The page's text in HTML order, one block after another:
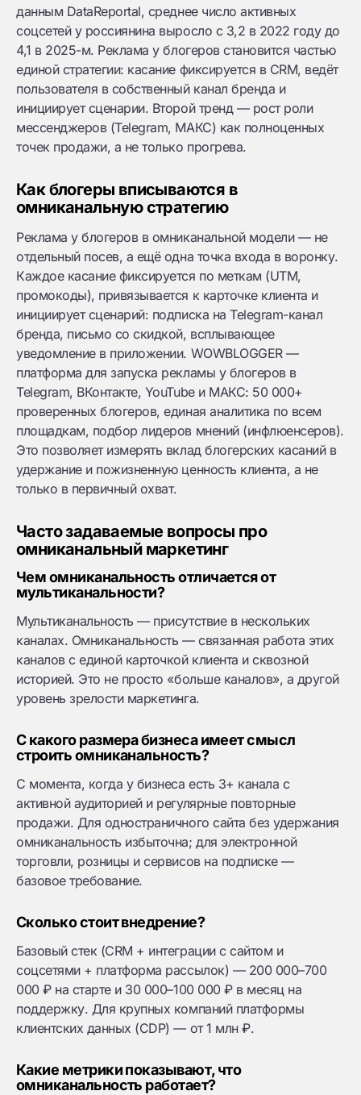
данным DataReportal, среднее число активных
соцсетей у россиянина выросло с 3,2 в 2022 году до
4,1 в 2025-м. Реклама у блогеров становится частью
единой стратегии: касание фиксируется в CRM, ведёт
пользователя в собственный канал бренда и
инициирует сценарии. Второй тренд — рост роли
мессенджеров (Telegram, МАКС) как полноценных
точек продажи, а не только прогрева.
Как блогеры вписываются в
омниканальную стратегию
Реклама у блогеров в омниканальной модели — не
отдельный посев, а ещё одна точка входа в воронку.
Каждое касание фиксируется по меткам (UTM,
промокоды), привязывается к карточке клиента и
инициирует сценарий: подписка на Telegram-канал
бренда, письмо со скидкой, всплывающее
уведомление в приложении. WOWBLOGGER —
платформа для запуска рекламы у блогеров в
Telegram, ВКонтакте, YouTube и МАКС: 50 000+
проверенных блогеров, единая аналитика по всем
площадкам, подбор лидеров мнений (инфлюенсеров).
Это позволяет измерять вклад блогерских касаний в
удержание и пожизненную ценность клиента, а не
только в первичный охват.
Часто задаваемые вопросы про
омниканальный маркетинг
Чем омниканальность отличается от
мультиканальности?
Мультиканальность — присутствие в нескольких
каналах. Омниканальность — связанная работа этих
каналов с единой карточкой клиента и сквозной
историей. Это не просто «больше каналов», а другой
уровень зрелости маркетинга.
С какого размера бизнеса имеет смысл
строить омниканальность?
С момента, когда у бизнеса есть 3+ канала с
активной аудиторией и регулярные повторные
продажи. Для одностраничного сайта без удержания
омниканальность избыточна; для электронной
торговли, розницы и сервисов на подписке —
базовое требование.
Сколько стоит внедрение?
Базовый стек (CRM + интеграции с сайтом и
соцсетями + платформа рассылок) — 200 000–700
000 ₽ на старте и 30 000–100 000 ₽ в месяц на
поддержку. Для крупных компаний платформы
клиентских данных (CDP) — от 1 млн ₽.
Какие метрики показывают, что
омниканальность работает?